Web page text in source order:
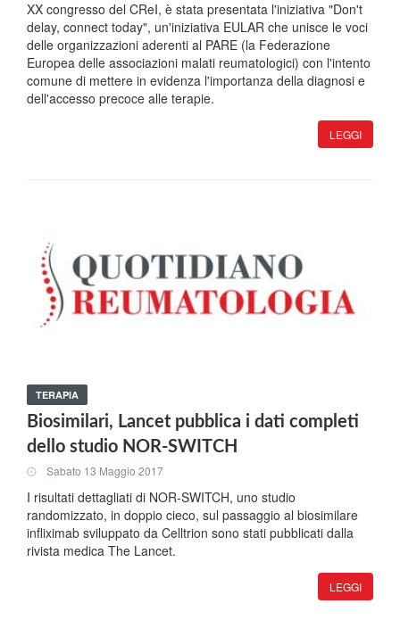
XX congresso del CReI, è stata presentata l'iniziativa "Don't
delay, connect today", un'iniziativa EULAR che unisce le voci
delle organizzazioni aderenti al PARE (la Federazione
Europea delle associazioni malati reumatologici) con l'intento
comune di mettere in evidenza l'importanza della diagnosi e
dell'accesso precoce alle terapie.
LEGGI
TERAPIA
Biosimilari, Lancet pubblica i dati completi
dello studio NOR-SWITCH
Sabato 13 Maggio 2017
I risultati dettagliati di NOR-SWITCH, uno studio
randomizzato, in doppio cieco, sul passaggio al biosimilare
infliximab sviluppato da Celltrion sono stati pubblicati dalla
rivista medica The Lancet.
LEGGI